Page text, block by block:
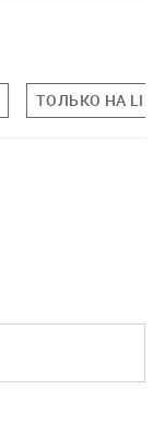
ТОЛЬКО НА LIFE